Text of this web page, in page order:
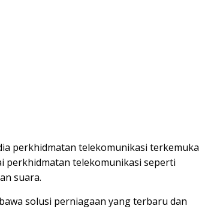
perkhidmatan telekomunikasi terkemuka
perkhidmatan telekomunikasi seperti
suara.
solusi perniagaan yang terbaru dan